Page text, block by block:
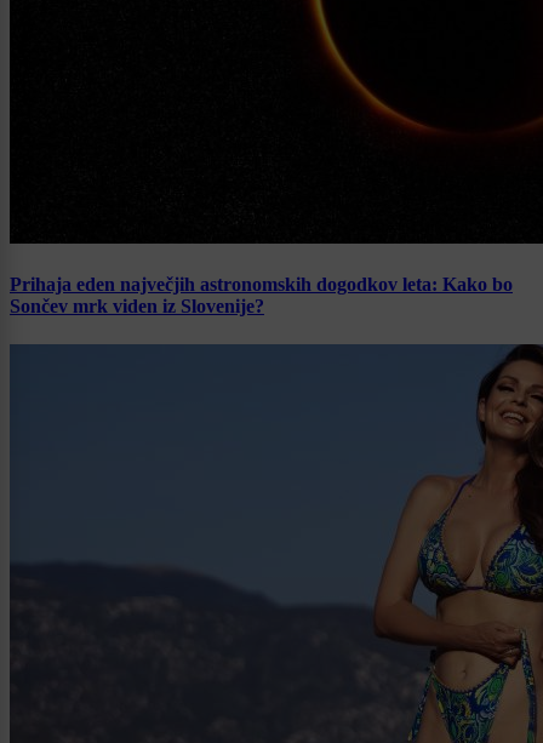
Prihaja eden največjih astronomskih dogodkov leta: Kako bo
Sončev mrk viden iz Slovenije?